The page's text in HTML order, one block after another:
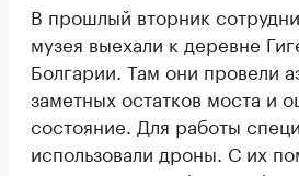
В прошлый вторник
музея выехали к деревне
Болгарии. Там они провели
заметных остатков моста и
состояние. Для работы
использовали дроны. С их